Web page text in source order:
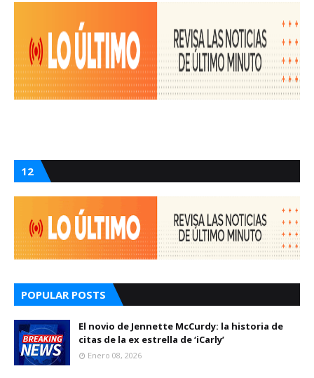
12
POPULAR POSTS
El novio de Jennette McCurdy: la historia de
citas de la ex estrella de ‘iCarly’
Enero 08, 2026